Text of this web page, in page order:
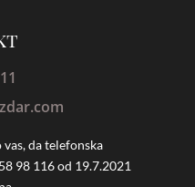
vas, da telefonska
98 116 od 19.7.2021